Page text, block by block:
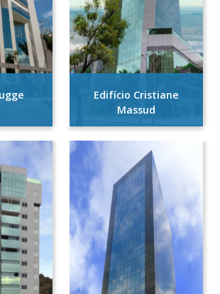
Edifício Cristiane
Massud